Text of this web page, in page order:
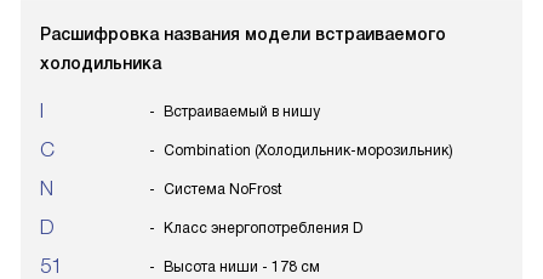
Расшифровка названия модели встраиваемого
холодильника
I Встраиваемый в нишу
C Combination (Холодильник-морозильник)
N Система NoFrost
D Класс энергопотребления D
51 Высота ниши - 178 см